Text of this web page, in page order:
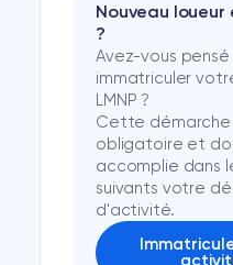
Nouveau loueur
?
Avez-vous pensé
immatriculer
LMNP ?
Cette
obligatoire et
accomplie dans
suivants votre
d'activité.